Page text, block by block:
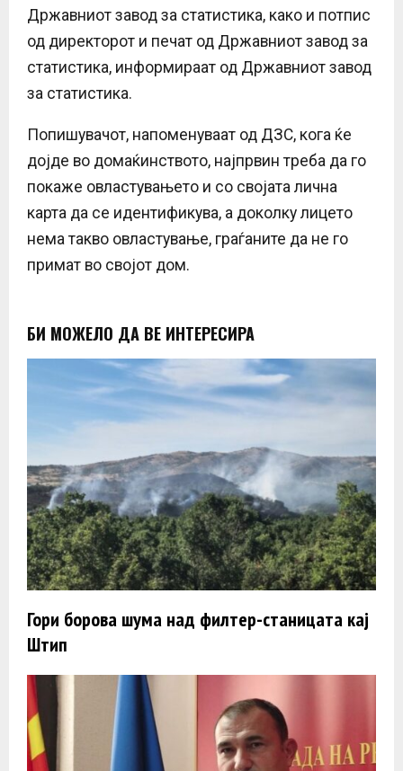
Државниот завод за статистика, како и потпис
од директорот и печат од Државниот завод за
статистика, информираат од Државниот завод
за статистика.
Попишувачот, напоменуваат од ДЗС, кога ќе
дојде во домаќинството, најпрвин треба да го
покаже овластувањето и со својата лична
карта да се идентификува, а доколку лицето
нема такво овластување, граѓаните да не го
примат во својот дом.
БИ МОЖЕЛО ДА ВЕ ИНТЕРЕСИРА
Гори борова шума над филтер-станицата кај
Штип